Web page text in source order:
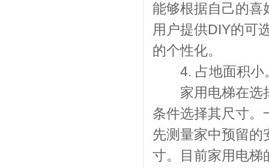
能够根据自己的喜
用户提供DIY的可
的个性化。
4. 占地面积小
家用电梯在选择
条件选择其尺寸。
先测量家中预留的
寸。目前家用电梯